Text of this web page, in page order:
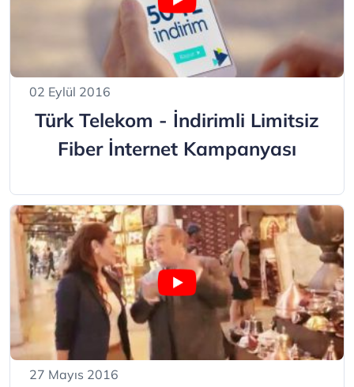
02 Eylül 2016
Türk Telekom - İndirimli Limitsiz
Fiber İnternet Kampanyası
27 Mayıs 2016